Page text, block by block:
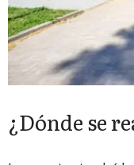
¿Dónde se